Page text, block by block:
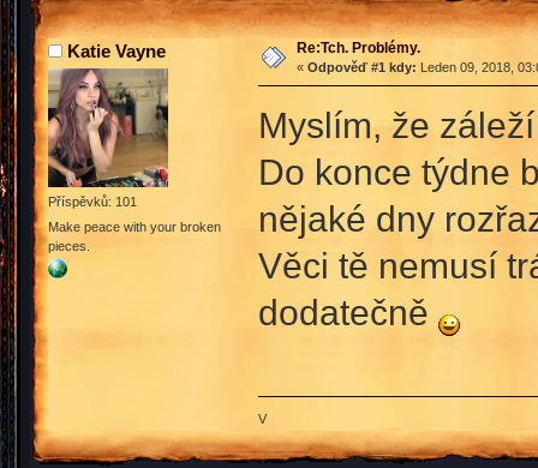
Katie Vayne
Příspěvků: 101
Make peace with your broken
pieces.
Re:Tch. Problémy.
« Odpověď #1 kdy: Leden 09, 2018,
Myslím, že
Do konce týdne
nějaké dny
Věci tě nemusí
dodatečně
V